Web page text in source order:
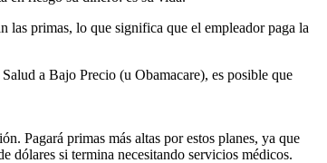
las primas, lo que significa que el empleador paga la
a Bajo Precio (u Obamacare), es posible que
Pagará primas más altas por estos planes, ya que
dólares si termina necesitando servicios médicos.